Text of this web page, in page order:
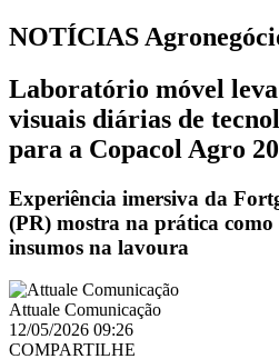
NOTÍCIAS
Laboratório móvel
visuais diárias de
para a Copacol Agro
Experiência imersiva da
(PR) mostra na prática
insumos na lavoura
Attuale Comunicação
12/05/2026 09:26
COMPARTILHE